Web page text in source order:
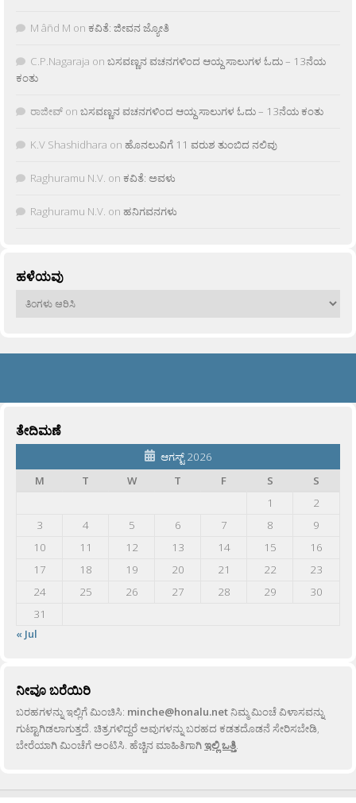
M âñd M on ಕವಿತೆ: ಜೀವನ ಜ್ಯೋತಿ
C.P.Nagaraja on ಬಸವಣ್ಣನ ವಚನಗಳಿಂದ ಆಯ್ದ ಸಾಲುಗಳ ಓದು – 13ನೆಯ
ಕಂತು
ರಾಜೀವ್ on ಬಸವಣ್ಣನ ವಚನಗಳಿಂದ ಆಯ್ದ ಸಾಲುಗಳ ಓದು – 13ನೆಯ ಕಂತು
K.V Shashidhara on ಹೊನಲುವಿಗೆ 11 ವರುಶ ತುಂಬಿದ ನಲಿವು
Raghuramu N.V. on ಕವಿತೆ: ಅವಳು
Raghuramu N.V. on ಹನಿಗವನಗಳು
ಹಳೆಯವು
ಹಳೆಯವು
ತೇದಿಮಣೆ
ಆಗಸ್ಟ್ 2026
M
T W T F S
S
1
2
3
4 5 6 7 8
9
10
11 12 13 14 15
16
17
18 19 20 21 22
23
24
25 26 27 28 29
30
31
« Jul
ನೀವೂ ಬರೆಯಿರಿ
ಬರಹಗಳನ್ನು ಇಲ್ಲಿಗೆ ಮಿಂಚಿಸಿ: minche@honalu.netನಿಮ್ಮ ಮಿಂಚೆ ವಿಳಾಸವನ್ನು
ಗುಟ್ಟಾಗಿಡಲಾಗುತ್ತದೆ. ಚಿತ್ರಗಳಿದ್ದರೆ ಅವುಗಳನ್ನು ಬರಹದ ಕಡತದೊಡನೆ ಸೇರಿಸಬೇಡಿ,
ಬೇರೆಯಾಗಿ ಮಿಂಚೆಗೆ ಅಂಟಿಸಿ. ಹೆಚ್ಚಿನ ಮಾಹಿತಿಗಾಗಿಇಲ್ಲಿ ಒತ್ತಿ.